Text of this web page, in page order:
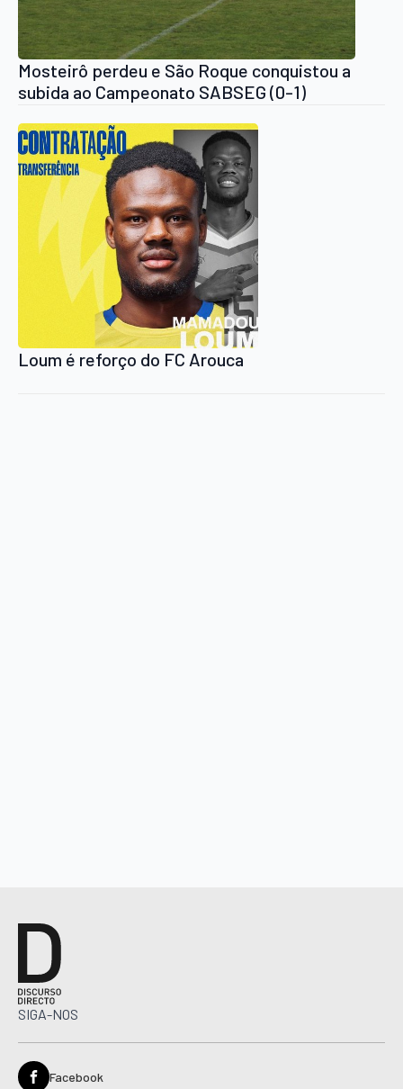
Mosteirô perdeu e São Roque conquistou a
subida ao Campeonato SABSEG (0-1)
Loum é reforço do FC Arouca
SIGA-NOS
Facebook